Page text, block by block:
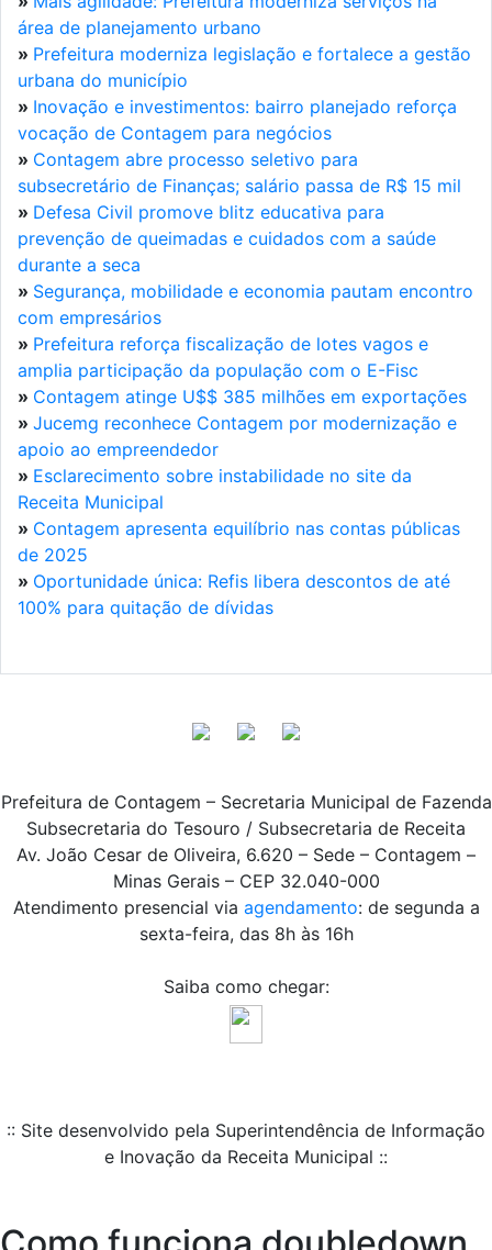
área de planejamento urbano
» Prefeitura moderniza legislação e fortalece a gestão
urbana do município
» Inovação e investimentos: bairro planejado reforça
vocação de Contagem para negócios
» Contagem abre processo seletivo para
subsecretário de Finanças; salário passa de R$ 15 mil
» Defesa Civil promove blitz educativa para
prevenção de queimadas e cuidados com a saúde
durante a seca
» Segurança, mobilidade e economia pautam encontro
com empresários
» Prefeitura reforça fiscalização de lotes vagos e
amplia participação da população com o E-Fisc
» Contagem atinge U$$ 385 milhões em exportações
» Jucemg reconhece Contagem por modernização e
apoio ao empreendedor
» Esclarecimento sobre instabilidade no site da
Receita Municipal
» Contagem apresenta equilíbrio nas contas públicas
de 2025
» Oportunidade única: Refis libera descontos de até
100% para quitação de dívidas
Prefeitura de Contagem – Secretaria Municipal de Fazenda
Subsecretaria do Tesouro / Subsecretaria de Receita
Av. João Cesar de Oliveira, 6.620 – Sede – Contagem –
Minas Gerais – CEP 32.040-000
Atendimento presencial via agendamento: de segunda a
sexta-feira, das 8h às 16h
Saiba como chegar:
:: Site desenvolvido pela Superintendência de Informação
e Inovação da Receita Municipal ::